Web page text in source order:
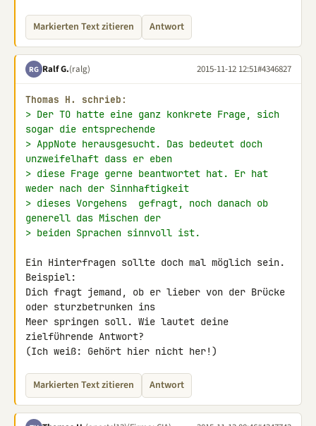
Markierten Text zitieren Antwort
RG Ralf G.(ralg) 2015-11-12 12:51#4346827
Thomas H. schrieb:
> Der TO hatte eine ganz konkrete Frage, sich
sogar die entsprechende
> AppNote herausgesucht. Das bedeutet doch
unzweifelhaft dass er eben
> diese Frage gerne beantwortet hat. Er hat
weder nach der Sinnhaftigkeit
> dieses Vorgehens  gefragt, noch danach ob
generell das Mischen der
> beiden Sprachen sinnvoll ist.
Ein Hinterfragen sollte doch mal möglich sein.
Beispiel:
Dich fragt jemand, ob er lieber von der Brücke
oder sturzbetrunken ins
Meer springen soll. Wie lautet deine
zielführende Antwort?
(Ich weiß: Gehört hier nicht her!)
Markierten Text zitieren Antwort